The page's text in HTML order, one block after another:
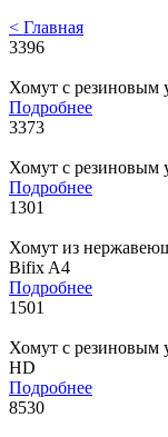
< Главная
3396
Хомут с резиновым
Подробнее
3373
Хомут с резиновым
Подробнее
1301
Хомут из
Bifix A4
Подробнее
1501
Хомут с резиновым
HD
Подробнее
8530